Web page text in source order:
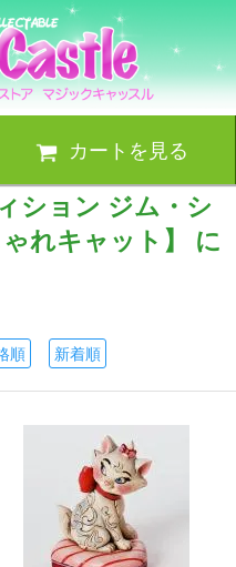
カートを見る
ション ジム・シ
れキャット】 に
順 新着順